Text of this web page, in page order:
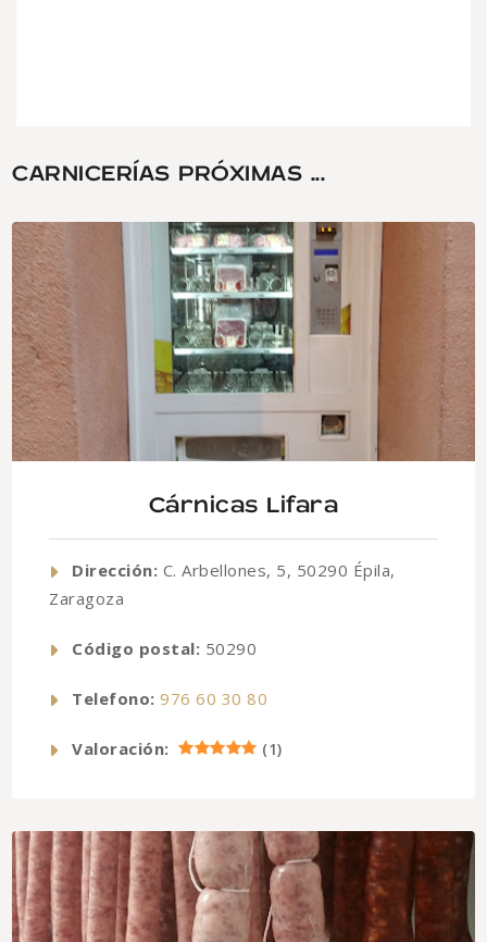
CARNICERÍAS PRÓXIMAS ...
Cárnicas Lifara
Dirección: C. Arbellones, 5, 50290 Épila,
Zaragoza
Código postal: 50290
Telefono: 976 60 30 80
Valoración: (1)